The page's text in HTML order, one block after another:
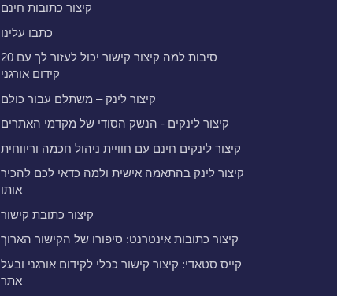
קיצור כתובות חינם
כתבו עלינו
20 סיבות למה קיצור קישור יכול לעזור לך עם
קידום אורגני
קיצור לינק – משתלם עבור כולם
קיצור לינקים - הנשק הסודי של מקדמי האתרים
קיצור לינקים חינם עם חוויית ניהול חכמה וריווחית
קיצור לינק בהתאמה אישית ולמה כדאי לכם להכיר
אותו
קיצור כתובת קישור
קיצור כתובות אינטרנט: סיפורו של הקישור הארוך
קייס סטאדי: קיצור קישור ככלי לקידום אורגני ובעל
אתר